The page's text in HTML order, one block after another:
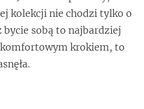
kolekcji nie chodzi tylko o
bycie sobą to najbardziej
komfortowym krokiem, to